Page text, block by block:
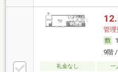
管理
9階
礼金なし 一